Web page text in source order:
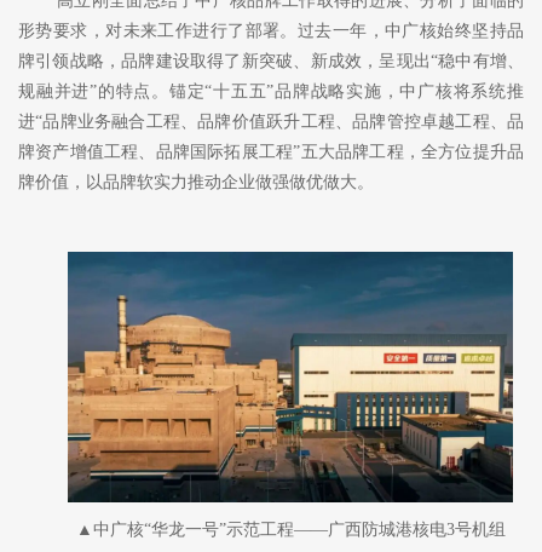
形势要求，对未来工作进行了部署。过去一年，中广核始终坚持品
牌引领战略，品牌建设取得了新突破、新成效，呈现出“稳中有增、
规融并进”的特点。锚定“十五五”品牌战略实施，中广核将系统推
进“品牌业务融合工程、品牌价值跃升工程、品牌管控卓越工程、品
牌资产增值工程、品牌国际拓展工程”五大品牌工程，全方位提升品
牌价值，以品牌软实力推动企业做强做优做大。
▲中广核“华龙一号”示范工程——广西防城港核电3号机组